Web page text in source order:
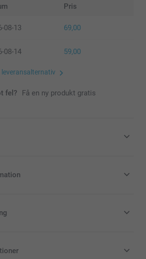
Pris
08-13 69,00
08-14 59,00
fel? Få en ny produkt gratis
sparbössa till din
dekoration i barnrummet
kronor (SEK), inklusive moms och